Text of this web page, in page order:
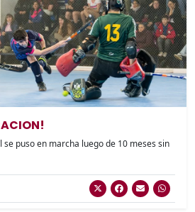
se puso en marcha luego de 10 meses sin